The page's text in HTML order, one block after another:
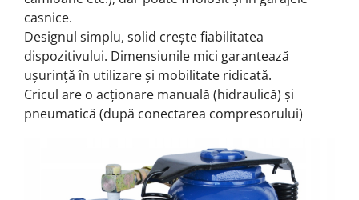
casnice.
Designul simplu, solid crește fiabilitatea
dispozitivului. Dimensiunile mici garantează
ușurință în utilizare și mobilitate ridicată.
Cricul are o acționare manuală (hidraulică) și
pneumatică (după conectarea compresorului)